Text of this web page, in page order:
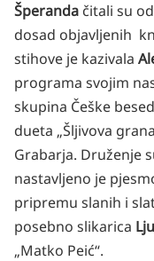
Šperanda čitali su
dosad objavljenih
stihove je kazivala
programa svojim
skupina Češke
dueta „Šljivova
Grabarja. Druženje
nastavljeno je
pripremu slanih i
posebno slikarica
„Matko Peić“.